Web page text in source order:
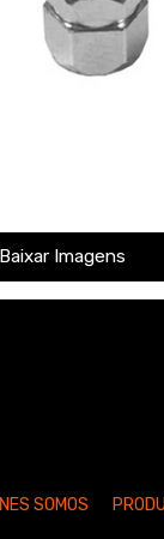
Baixar Imagens
SOMOS